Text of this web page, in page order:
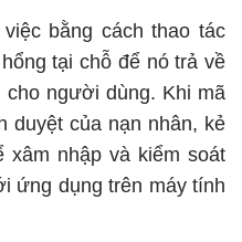
bằng cách thao tác
tại chỗ để nó trả về
cho người dùng. Khi mã
duyệt của nạn nhân, kẻ
xâm nhập và kiểm soát
ứng dụng trên máy tính